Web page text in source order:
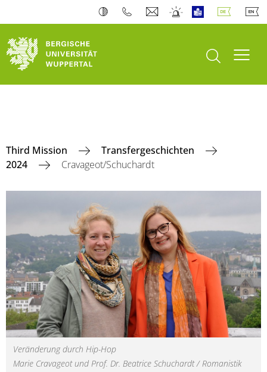
Suche öffnen
Third Mission
Transfergeschichten
2024
Cravageot/Schuchardt
Veränderung durch Hip-Hop
Marie Cravageot und Prof. Dr. Beatrice Schuchardt / Romanistik